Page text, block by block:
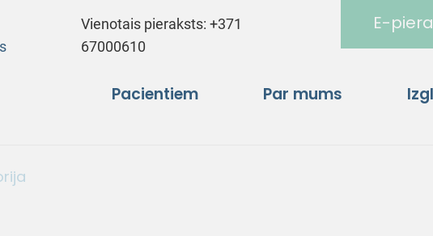
Vienotais pieraksts:+371
67000610
E-
Pacientiem Par mums